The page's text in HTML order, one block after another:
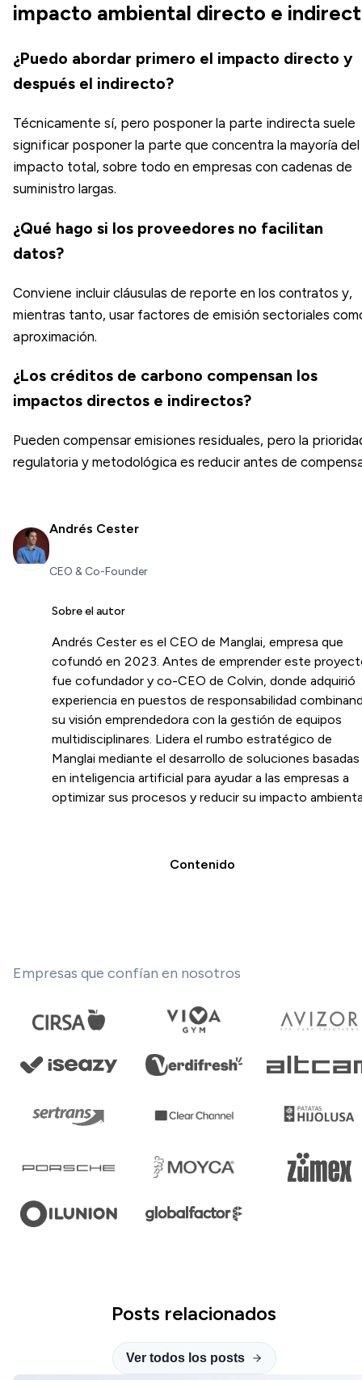
impacto ambiental directo e
¿Puedo abordar primero el impacto directo y
después el indirecto?
Técnicamente sí, pero posponer la parte indirecta suele
significar posponer la parte que concentra la mayoría del
impacto total, sobre todo en empresas con cadenas de
suministro largas.
¿Qué hago si los proveedores no facilitan
datos?
Conviene incluir cláusulas de reporte en los contratos y,
mientras tanto, usar factores de emisión sectoriales
aproximación.
¿Los créditos de carbono compensan los
impactos directos e indirectos?
Pueden compensar emisiones residuales, pero la
regulatoria y metodológica es reducir antes de
Andrés Cester
CEO & Co-Founder
Sobre el autor
Andrés Cester es el CEO de Manglai, empresa que
cofundó en 2023. Antes de emprender este
fue cofundador y co-CEO de Colvin, donde adquirió
experiencia en puestos de responsabilidad
su visión emprendedora con la gestión de equipos
multidisciplinares. Lidera el rumbo estratégico de
Manglai mediante el desarrollo de soluciones basadas
en inteligencia artificial para ayudar a las empresas a
optimizar sus procesos y reducir su impacto
Contenido
Empresas que confían en nosotros
Posts relacionados
Ver todos los posts